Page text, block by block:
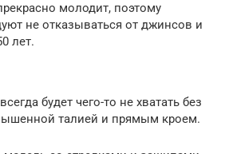
молодит, поэтому
не отказываться от джинсов и
лет.
будет чего-то не хватать без
талией и прямым кроем.